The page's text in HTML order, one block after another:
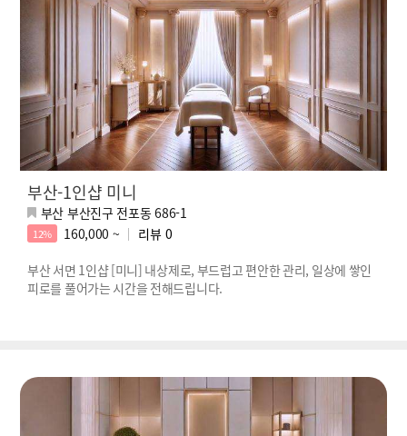
부산-1인샵 미니
부산 부산진구 전포동 686-1
12% 160,000 ~ 리뷰 0
부산 서면 1인샵 [미니] 내상제로, 부드럽고 편안한 관리, 일상에 쌓인
피로를 풀어가는 시간을 전해드립니다.